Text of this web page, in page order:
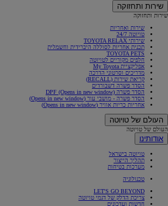
שירות ותחזוקה
שירות ותחזוקה
שירות ואחריות
טויוטה 24/7
שירותי TOYOTA RELAX
תכנית אחריות לסוללה היברידית וחשמלית
TOYOTA PETS
חלפים מקוריים לטויוטה
אפליקציית My Toyota
מדריכים וסרטוני הדרכה
קריאת שירות (RECALL)
הסדר פשרה דשבורדים
הסדר פשרה DPF (Opens in new window)
הסדר פשרה - מושבי עור (Opens in new window)
אחריות כריות אוויר (Opens in new window)
העולם של טויוטה
העולם של טויוטה
אודותינו
טויוטה בישראל
תהליך הייצור
מערכות בטיחות
טכנולוגיה
LET'S GO BEYOND
צריכת הדלק של דגמי טויוטה
חדשות ועדכונים